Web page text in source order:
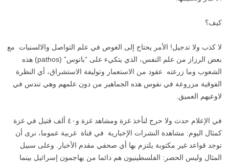
كيف؟
لا كذب ولا تدجيل! الأمر يحتاج إلى الغوص في علم التواصل والالسنيات مع
بعض الرزاز من علم النفس، الذي يتكيء على “باتوس” (pathos) هذه
الشعوب وما زرعته عقود من الاستعمار وتوليفة الاستشراق، أي النظرة
الفوقية مزروعة في نفوس هذه الجماهير من دون علمهم وهي تندس في
لاوعيهم العميق.
في الإعلام حدث ولا حرج لنأخذ غزة ومشاهد غزة و٤٠ ألف قتيل في غزة
كمثال اليوم: مشاهدة النشرات الإخبارية في قناة غربية عموما، نرى أن
توجد قواعد غير مكتوبة يلتزم بها أي صحفي مقدم الأخبار. وعلى سبيل
المثال وليس الحصر: الفلسطينيون هم دائما من يهاجمون إسرائيل بينما